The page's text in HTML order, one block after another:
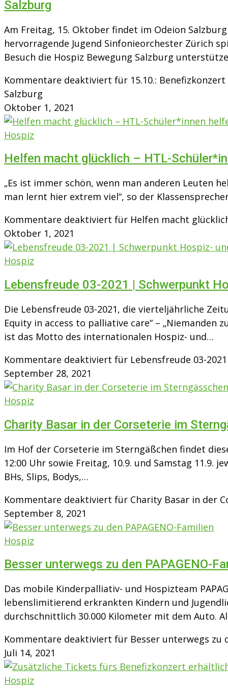
Salzburg
Am Freitag, 15. Oktober findet im Odeion
hervorragende Jugend Sinfonieorchester Zürich
Besuch die Hospiz Bewegung Salzburg
Kommentare deaktiviert für 15.10.:
Salzburg
Oktober 1, 2021
Hospiz
Helfen macht glücklich – HTL-
„Es ist immer schön, wenn man anderen Leuten
man lernt hier extrem viel“, so der
Kommentare deaktiviert für Helfen macht
Oktober 1, 2021
Hospiz
Lebensfreude 03-2021 | Schwerpunkt
Die Lebensfreude 03-2021, die vierteljährliche
Equity in access to palliative care“ – „Niemanden
ist das Motto des internationalen Hospiz- und…
Kommentare deaktiviert für Lebensfreude 03-
September 28, 2021
Hospiz
Charity Basar in der Corseterie im
Im Hof der Corseterie im Sterngäßchen findet
12:00 Uhr sowie Freitag, 10.9. und Samstag 11.9.
BHs, Slips, Bodys,…
Kommentare deaktiviert für Charity Basar in der
September 8, 2021
Hospiz
Besser unterwegs zu den PAPAGENO-
Das mobile Kinderpalliativ- und Hospizteam
lebenslimitierend erkrankten Kindern und
durchschnittlich 30.000 Kilometer mit dem Auto.
Kommentare deaktiviert für Besser unterwegs zu
Juli 14, 2021
Hospiz